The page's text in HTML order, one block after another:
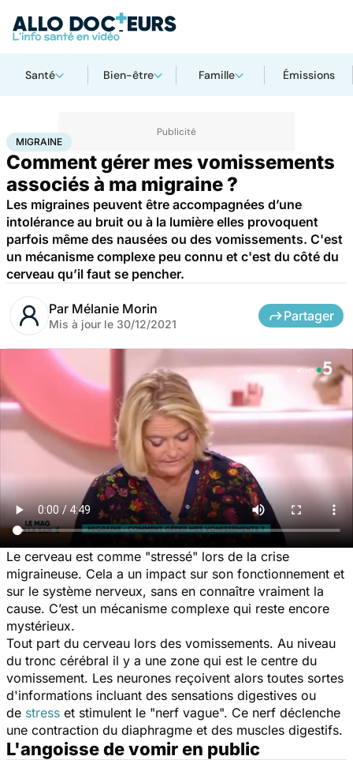
Santé Bien-être Famille Émissions
AccueilSanté
MIGRAINE
Comment gérer mes vomissements
associés à ma migraine ?
Les migraines peuvent être accompagnées d’une
intolérance au bruit ou à la lumière elles provoquent
parfois même des nausées ou des vomissements. C'est
un mécanisme complexe peu connu et c'est du côté du
cerveau qu’il faut se pencher.
Par Mélanie Morin
Mis à jour le 30/12/2021
Partager
Le cerveau est comme "stressé" lors de la crise
migraineuse. Cela a un impact sur son fonctionnement et
sur le système nerveux, sans en connaître vraiment la
cause. C’est un mécanisme complexe qui reste encore
mystérieux.
Tout part du cerveau lors des vomissements. Au niveau
du tronc cérébral il y a une zone qui est le centre du
vomissement. Les neurones reçoivent alors toutes sortes
d'informations incluant des sensations digestives ou
de stress et stimulent le "nerf vague". Ce nerf déclenche
une contraction du diaphragme et des muscles digestifs.
L'angoisse de vomir en public